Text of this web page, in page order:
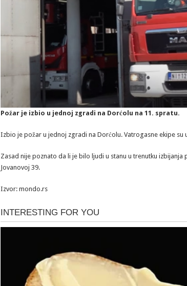
Požar je izbio u jednoj zgradi na Dorćolu na 11. spratu.
Izbio je požar u jednoj zgradi na Dorćolu. Vatrogasne ekipe su
Zasad nije poznato da li je bilo ljudi u stanu u trenutku
Jovanovoj 39.
Izvor: mondo.rs